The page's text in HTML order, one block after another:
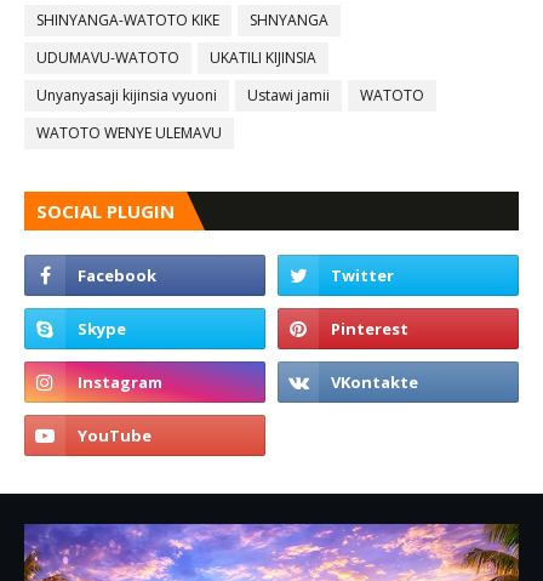
SHINYANGA-WATOTO KIKE
SHNYANGA
UDUMAVU-WATOTO
UKATILI KIJINSIA
Unyanyasaji kijinsia vyuoni
Ustawi jamii
WATOTO
WATOTO WENYE ULEMAVU
SOCIAL PLUGIN